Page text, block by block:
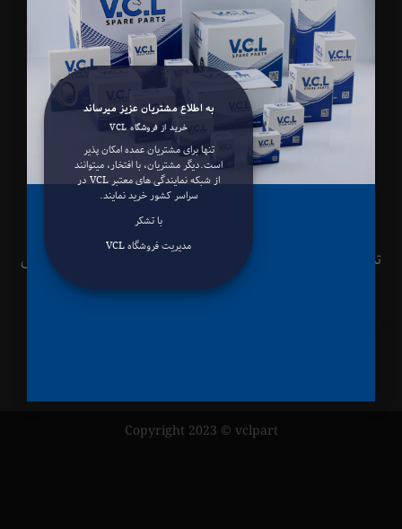
به اطلاع مشتریان عزیز میرساند
خرید از فروشگاه VCL
تنها برای مشتریان عمده امکان پذیر
است.دیگر مشتریان، با افتخار، میتوانند
از شبکه نمایندگی های معتبر VCL در
سراسر کشور خرید نمایند.
مدیریت فروشگاه VCL
بلاگ درباره ما تماس با ما
مجوزهای ما
حقوق مادی و معنوی این سایت متعلق به فروشگاه اینترنتی
وی سی ال
Copyright 2023 © vclpart